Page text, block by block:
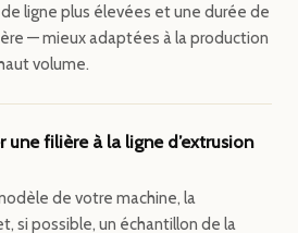
ligne plus élevées et une durée de
— mieux adaptées à la production
volume.
une filière à la ligne d’extrusion
de votre machine, la
si possible, un échantillon de la